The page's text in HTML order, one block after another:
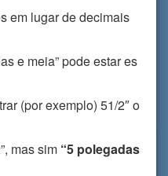
em lugar de decimais
e meia” pode estar es
(por exemplo) 51/2″ o
mas sim “5 polegadas